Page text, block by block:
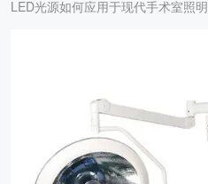
LED光源如何应用于现代手术室照明